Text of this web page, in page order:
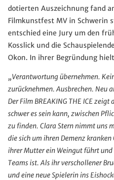
dotierten Auszeichnung fand
Filmkunstfest MV in Schwerin
entschied eine Jury um den
Kosslick und die
Okon. In ihrer Begründung
„Verantwortung übernehmen.
zurücknehmen. Ausbrechen. Neu
Der Film BREAKING THE ICE
schwer es sein kann, zwischen
zu finden. Clara Stern nimmt uns
die sich um ihren Demenz
ihrer Mutter ein Weingut führt
Teams ist. Als ihr verschollener
und eine neue Spielerin ins